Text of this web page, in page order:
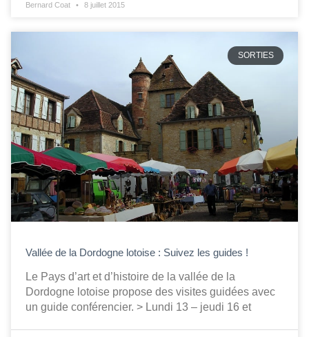
Bernard Coat 8 juillet 2015
SORTIES
Vallée de la Dordogne lotoise : Suivez les guides !
Le Pays d’art et d’histoire de la vallée de la
Dordogne lotoise propose des visites guidées avec
un guide conférencier. > Lundi 13 – jeudi 16 et